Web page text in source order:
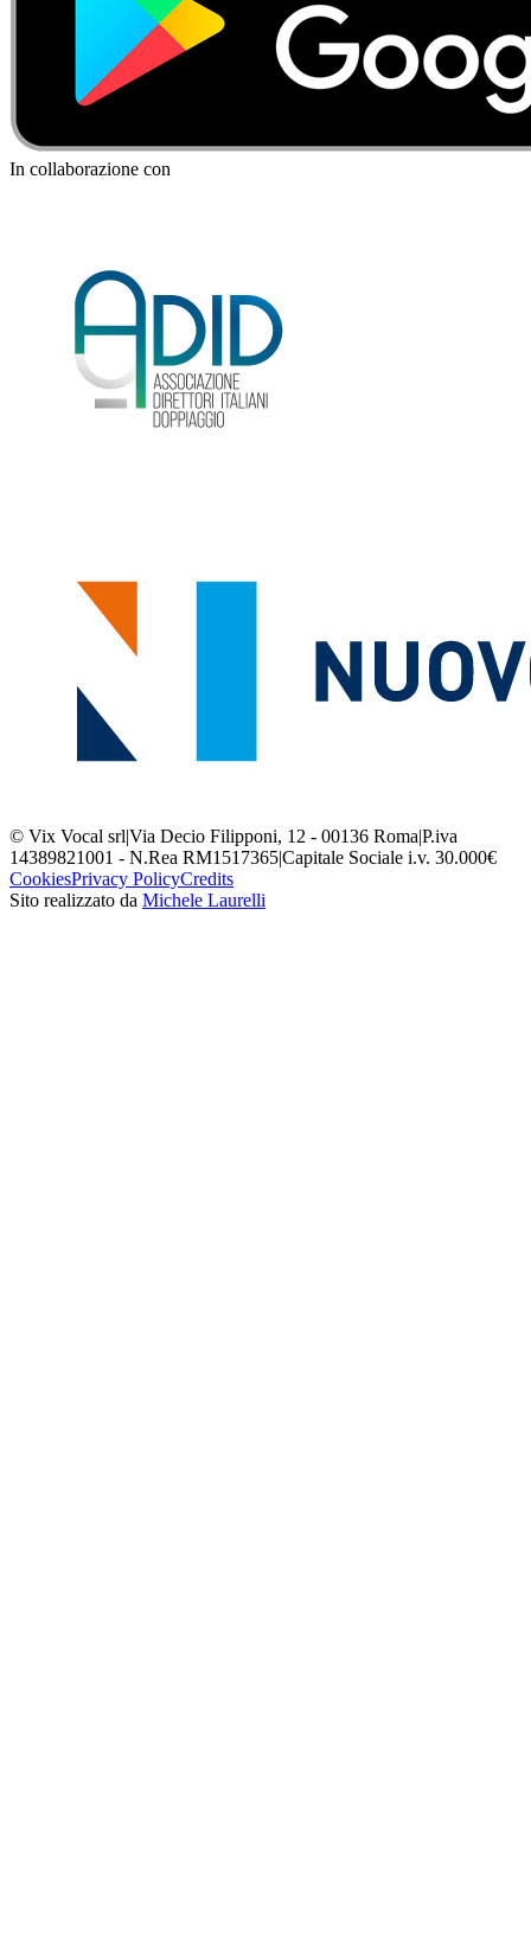
In collaborazione con
© Vix Vocal srl|Via Decio Filipponi, 12 - 00136 Roma|P.iva
14389821001 - N.Rea RM1517365|Capitale Sociale i.v. 30.000€
CookiesPrivacy PolicyCredits
Sito realizzato da Michele Laurelli